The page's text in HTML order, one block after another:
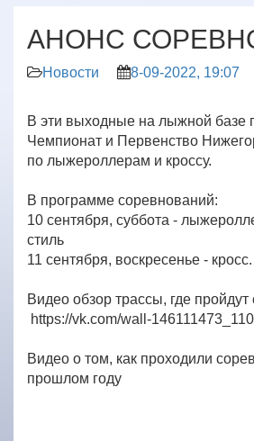
АНОНС
Новости 8-09-2022, 19:07
В эти выходные на лыжной базе
Чемпионат и Первенство
по лыжероллерам и кроссу.
В программе соревнований:
10 сентября, суббота -
стиль
11 сентября, воскресенье - кросс.
Видео обзор трассы, где
https://vk.com/wall-
Видео о том, как проходили
прошлом году